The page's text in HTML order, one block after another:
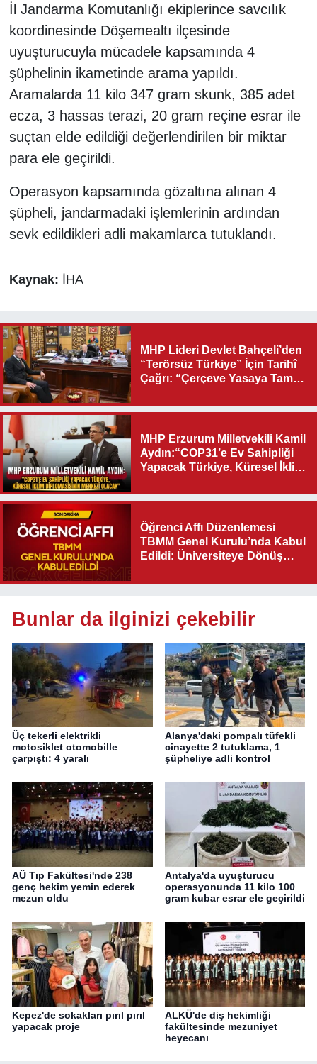
İl Jandarma Komutanlığı ekiplerince savcılık
koordinesinde Döşemealtı ilçesinde
uyuşturucuyla mücadele kapsamında 4
şüphelinin ikametinde arama yapıldı.
Aramalarda 11 kilo 347 gram skunk, 385 adet
ecza, 3 hassas terazi, 20 gram reçine esrar ile
suçtan elde edildiği değerlendirilen bir miktar
para ele geçirildi.
Operasyon kapsamında gözaltına alınan 4
şüpheli, jandarmadaki işlemlerinin ardından
sevk edildikleri adli makamlarca tutuklandı.
Kaynak: İHA
MHP Lideri Devlet Bahçeli’den
“Terörsüz Türkiye” İçin Tarihî
Çağrı: “Çerçeve Yasaya Tam
MHP Erzurum Milletvekili Kamil
Aydın:“COP31’e Ev Sahipliği
Yapacak Türkiye, Küresel İklim
Olacak"
Öğrenci Affı Düzenlemesi
TBMM Genel Kurulu’nda Kabul
Edildi: Üniversiteye Dönüş
Bunlar da ilginizi çekebilir
Üç tekerli elektrikli
motosiklet otomobille
çarpıştı: 4 yaralı
Alanya'daki pompalı tüfekli
cinayette 2 tutuklama, 1
şüpheliye adli kontrol
AÜ Tıp Fakültesi'nde 238
genç hekim yemin ederek
mezun oldu
Antalya'da uyuşturucu
operasyonunda 11 kilo 100
gram kubar esrar ele geçirildi
Kepez'de sokakları pırıl pırıl
yapacak proje
ALKÜ'de diş hekimliği
fakültesinde mezuniyet
heyecanı